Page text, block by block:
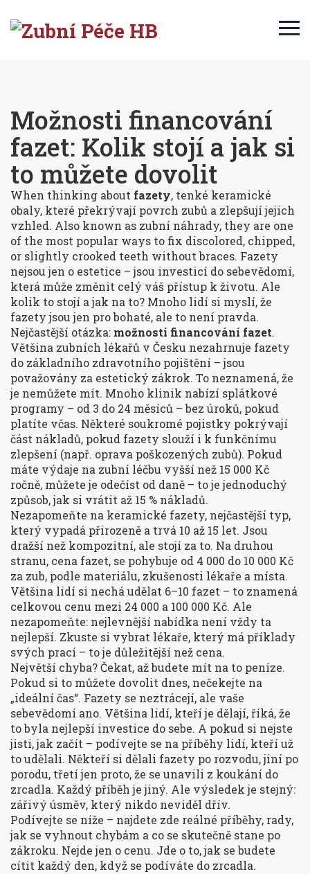
Možnosti financování
fazet: Kolik stojí a jak si
to můžete dovolit
When thinking about fazety, tenké keramické
obaly, které překrývají povrch zubů a zlepšují jejich
vzhled. Also known as zubní náhrady, they are one
of the most popular ways to fix discolored, chipped,
or slightly crooked teeth without braces. Fazety
nejsou jen o estetice – jsou investicí do sebevědomí,
která může změnit celý váš přístup k životu. Ale
kolik to stojí a jak na to? Mnoho lidí si myslí, že
fazety jsou jen pro bohaté, ale to není pravda.
Nejčastější otázka: možnosti financování fazet.
Většina zubních lékařů v Česku nezahrnuje fazety
do základního zdravotního pojištění – jsou
považovány za estetický zákrok. To neznamená, že
je nemůžete mít. Mnoho klinik nabízí splátkové
programy – od 3 do 24 měsíců – bez úroků, pokud
platíte včas. Některé soukromé pojistky pokrývají
část nákladů, pokud fazety slouží i k funkčnímu
zlepšení (např. oprava poškozených zubů). Pokud
máte výdaje na zubní léčbu vyšší než 15 000 Kč
ročně, můžete je odečíst od daně – to je jednoduchý
způsob, jak si vrátit až 15 % nákladů.
Nezapomeňte na keramické fazety, nejčastější typ,
který vypadá přirozeně a trvá 10 až 15 let. Jsou
dražší než kompozitní, ale stojí za to. Na druhou
stranu, cena fazet, se pohybuje od 4 000 do 10 000 Kč
za zub, podle materiálu, zkušenosti lékaře a místa.
Většina lidí si nechá udělat 6–10 fazet – to znamená
celkovou cenu mezi 24 000 a 100 000 Kč. Ale
nezapomeňte: nejlevnější nabídka není vždy ta
nejlepší. Zkuste si vybrat lékaře, který má příklady
svých prací – to je důležitější než cena.
Největší chyba? Čekat, až budete mít na to peníze.
Pokud si to můžete dovolit dnes, nečekejte na
„ideální čas“. Fazety se neztrácejí, ale vaše
sebevědomí ano. Většina lidí, kteří je dělají, říká, že
to byla nejlepší investice do sebe. A pokud si nejste
jisti, jak začít – podívejte se na příběhy lidí, kteří už
to udělali. Někteří si dělali fazety po rozvodu, jiní po
porodu, třetí jen proto, že se unavili z koukání do
zrcadla. Každý příběh je jiný. Ale výsledek je stejný:
zářivý úsměv, který nikdo neviděl dřív.
Podívejte se níže – najdete zde reálné příběhy, rady,
jak se vyhnout chybám a co se skutečně stane po
zákroku. Nejde jen o cenu. Jde o to, jak se budete
cítit každý den, když se podíváte do zrcadla.